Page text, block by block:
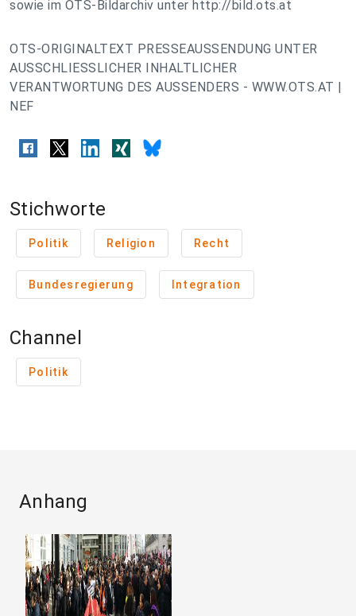
sowie im OTS-Bildarchiv unter http://bild.ots.at
OTS-ORIGINALTEXT PRESSEAUSSENDUNG UNTER
AUSSCHLIESSLICHER INHALTLICHER
VERANTWORTUNG DES AUSSENDERS - WWW.OTS.AT |
NEF
Stichworte
Politik Religion Recht
Bundesregierung Integration
Channel
Politik
Anhang